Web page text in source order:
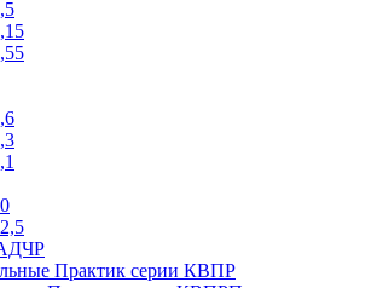
Практик серии КВПР